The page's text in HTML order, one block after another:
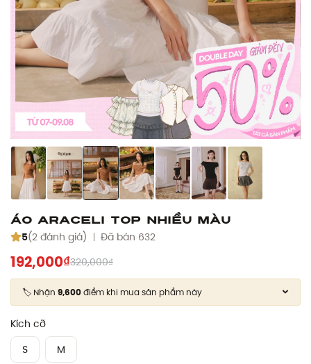
Áo Araceli Top nhiều màu
5(2 đánh giá) Đã bán 632
192,000₫320,000₫
🏷️ Nhận 9,600điểm khi mua sản phẩm này
Kích cỡ
S
M